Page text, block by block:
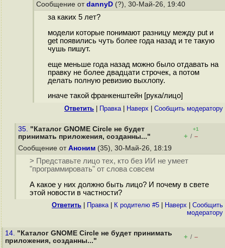
Сообщение от dannyD (?), 30-Май-26, 19:40
за каких 5 лет?
модели которые понимают разницу между put и
get появились чуть более года назад и те такую
чушь пишут.
еще меньше года назад можно было отдавать на
правку не более двадцати строчек, а потом
делать полную ревизию выхлопу.
иначе такой франкенштейн [рука/лицо]
Ответить Правка| Наверх Cообщить модератору
35. "Каталог GNOME Circle не будет
принимать приложения, созданны..."
+1
+ / –
Сообщение от Аноним (35), 30-Май-26, 18:19
> Представьте лицо тех, кто без ИИ не умеет
"программировать" от слова совсем
А какое у них должно быть лицо? И почему в свете
этой новости в частности?
Ответить Правка| К родителю #5 Наверх
Cообщить
модератору
14. "Каталог GNOME Circle не будет принимать
приложения, созданны..."
+ / –